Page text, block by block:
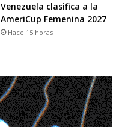
Venezuela clasifica a la
AmeriCup Femenina 2027
Hace 15 horas